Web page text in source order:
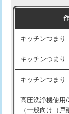
排水管工事（土
排水管工事（排
排水管工事（
マス交換（土の
式・ワンホール
交換・取付(排
キッチンつまり
キッチンつまり
キッチンつまり
高圧洗浄機使用
（一般向け（戸